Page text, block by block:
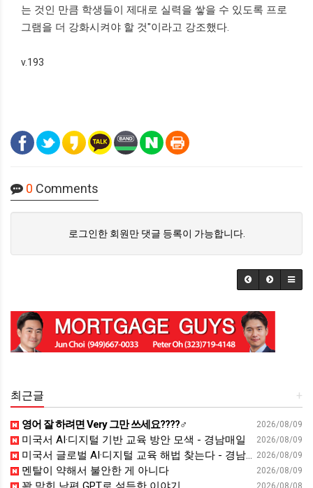
는 것인 만큼 학생들이 제대로 실력을 쌓을 수 있도록 프로
그램을 더 강화시켜야 할 것"이라고 강조했다.
v.193
0 Comments
로그인한 회원만 댓글 등록이 가능합니다.
+
최근글
2026/08/09
영어 잘 하려면 Very 그만 쓰세요????‍♂️
2026/08/09
미국서 AI·디지털 기반 교육 방안 모색 - 경남매일
2026/08/09
미국서 글로벌 AI·디지털 교육 해법 찾는다 - 경남일보
2026/08/09
멘탈이 약해서 불안한 게 아니다
2026/08/08